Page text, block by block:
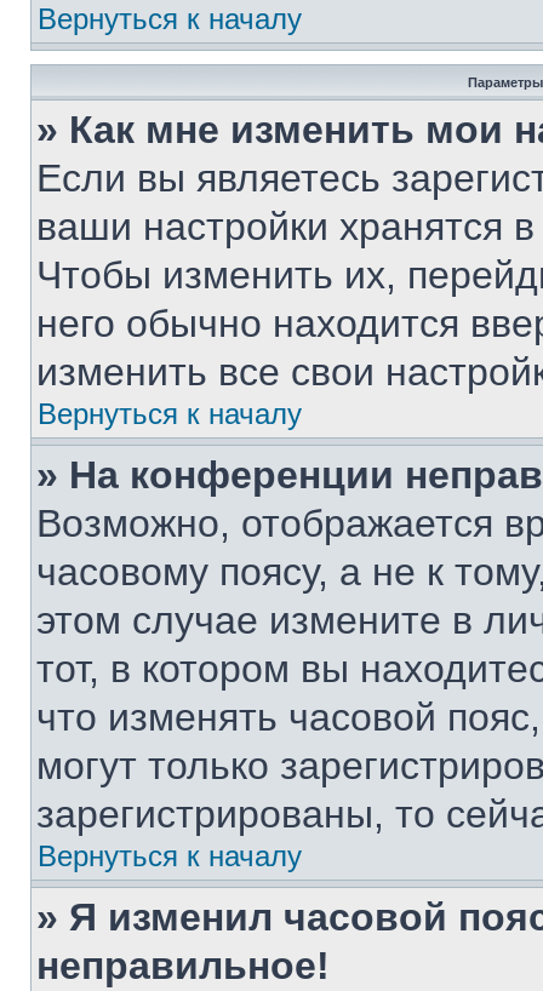
Вернуться к началу
Параметры
» Как мне изменить мои
Если вы являетесь
ваши настройки хранятся
Чтобы изменить их,
него обычно находится
изменить все свои
Вернуться к началу
» На конференции
Возможно, отображается
часовому поясу, а не к
этом случае измените в
тот, в котором вы
что изменять часовой
могут только
зарегистрированы, то
Вернуться к началу
» Я изменил часовой
неправильное!